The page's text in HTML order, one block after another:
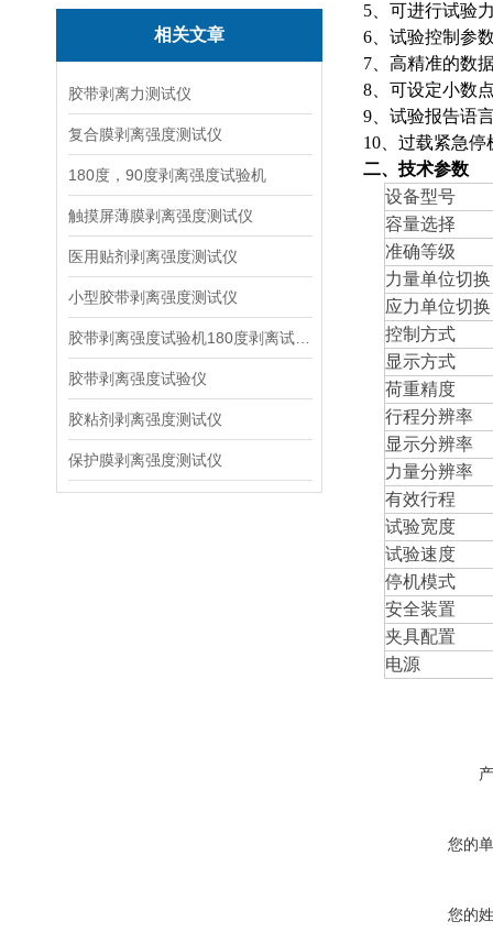
相关文章
胶带剥离力测试仪
复合膜剥离强度测试仪
180度，90度剥离强度试验机
触摸屏薄膜剥离强度测试仪
医用贴剂剥离强度测试仪
小型胶带剥离强度测试仪
胶带剥离强度试验仪
胶粘剂剥离强度测试仪
保护膜剥离强度测试仪
5、可进行试验
6、试验控制参
7、高精准的数
8、可设定小数
9、试验报告语
10、过载紧急
二、技术参数
设备型号
容量选择
准确等级
力量单位切换
应力单位切换
控制方式
显示方式
荷重精度
行程分辨率
显示分辨率
力量分辨率
有效行程
试验宽度
试验速度
停机模式
安全装置
夹具配置
电源
您的
您的